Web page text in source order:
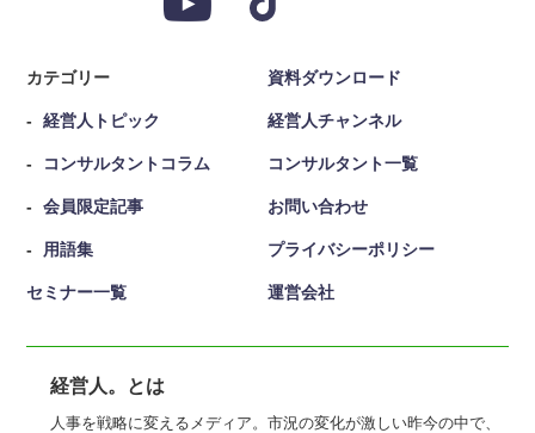
カテゴリー
経営人トピック
コンサルタントコラム
会員限定記事
用語集
セミナー一覧
資料ダウンロード
経営人チャンネル
コンサルタント一覧
お問い合わせ
プライバシーポリシー
運営会社
経営人。とは
人事を戦略に変えるメディア。市況の変化が激しい昨今の中で、